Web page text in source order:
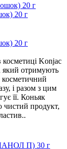
20 г
20 г
Konjac
який отримують
і разом з цим
її. Коньяк
чистий продукт,